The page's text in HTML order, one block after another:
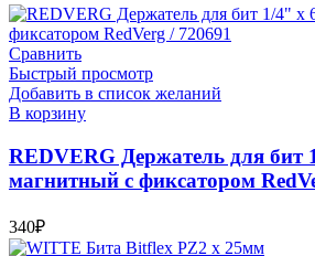
Сравнить
Быстрый просмотр
Добавить в список желаний
В корзину
REDVERG Держатель для бит
магнитный с фиксатором
340₽